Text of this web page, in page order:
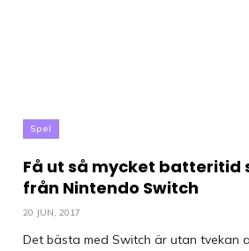
Spel
Få ut så mycket batteritid
från Nintendo Switch
20 JUN, 2017
Det bästa med Switch är utan tvekan